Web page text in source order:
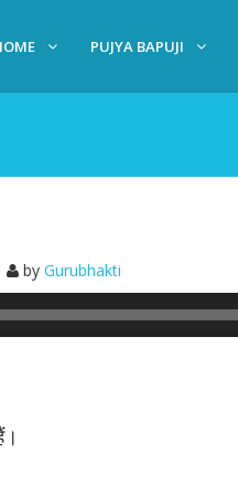
PUJYA BAPUJI
by Gurubhakti
Audio
Player